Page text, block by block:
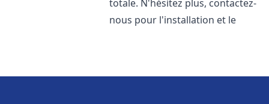
totale. N'hésitez plus, contactez-
nous pour l'installation et le